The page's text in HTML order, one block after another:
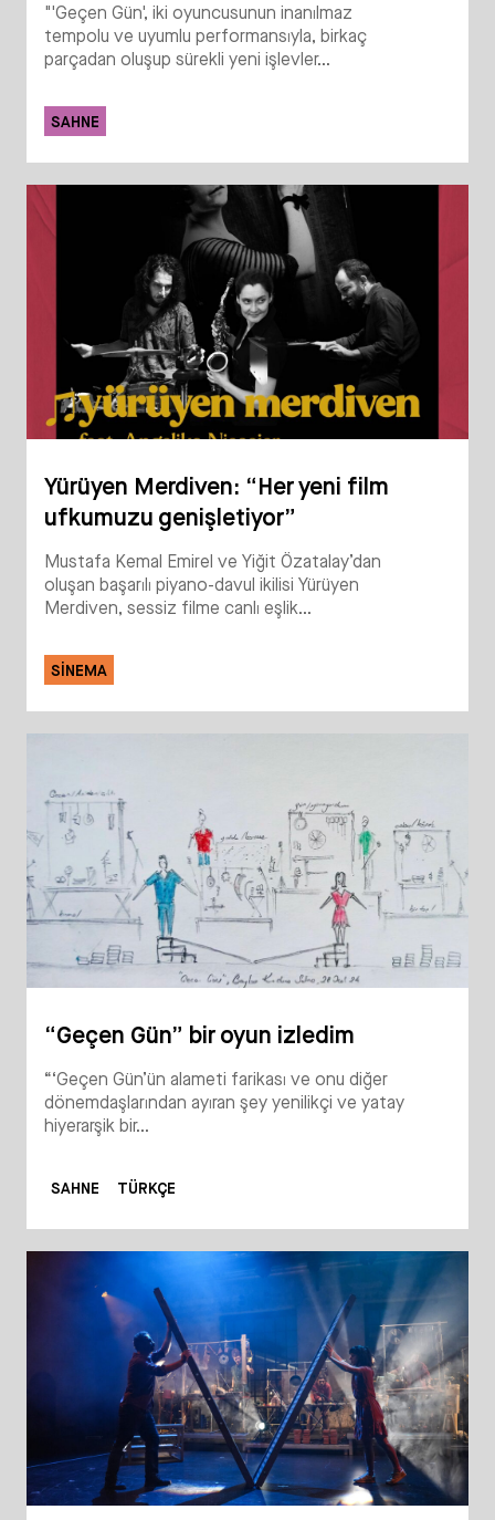
"'Geçen Gün', iki oyuncusunun inanılmaz
tempolu ve uyumlu performansıyla, birkaç
parçadan oluşup sürekli yeni işlevler...
SAHNE
Yürüyen Merdiven: “Her yeni film
ufkumuzu genişletiyor”
Mustafa Kemal Emirel ve Yiğit Özatalay’dan
oluşan başarılı piyano-davul ikilisi Yürüyen
Merdiven, sessiz filme canlı eşlik...
SINEMA
“Geçen Gün” bir oyun izledim
“‘Geçen Gün’ün alameti farikası ve onu diğer
dönemdaşlarından ayıran şey yenilikçi ve yatay
hiyerarşik bir...
SAHNE TÜRKÇE